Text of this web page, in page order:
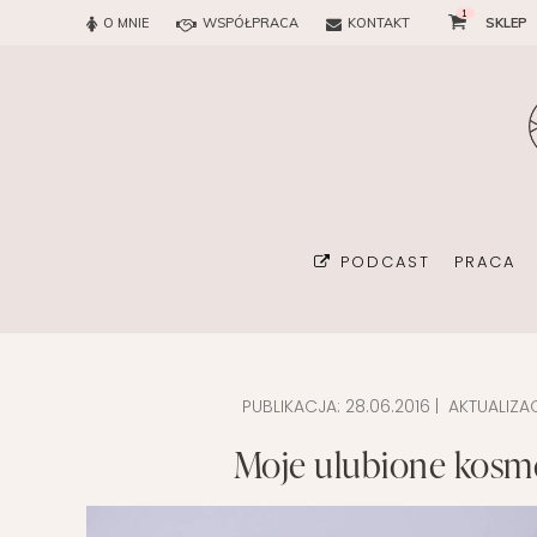
O MNIE WSPÓŁPRACA KONTAKT
1
SKLEP
PODCAST PRACA
BIURO
PUBLIKACJA: 28.06.2016 |
Moje ulubione